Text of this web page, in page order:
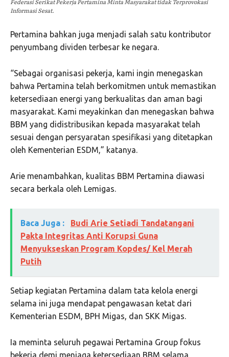
Informasi Sesat.
Pertamina bahkan juga menjadi salah satu kontributor
penyumbang dividen terbesar ke negara.
“Sebagai organisasi pekerja, kami ingin menegaskan
bahwa Pertamina telah berkomitmen untuk memastikan
ketersediaan energi yang berkualitas dan aman bagi
masyarakat. Kami meyakinkan dan menegaskan bahwa
BBM yang didistribusikan kepada masyarakat telah
sesuai dengan persyaratan spesifikasi yang ditetapkan
oleh Kementerian ESDM,” katanya.
Arie menambahkan, kualitas BBM Pertamina diawasi
secara berkala oleh Lemigas.
Baca Juga :
Budi Arie Setiadi Tandatangani
Pakta Integritas Anti Korupsi Guna
Menyukseskan Program Kopdes/ Kel Merah
Putih
Setiap kegiatan Pertamina dalam tata kelola energi
selama ini juga mendapat pengawasan ketat dari
Kementerian ESDM, BPH Migas, dan SKK Migas.
Ia meminta seluruh pegawai Pertamina Group fokus
bekerja demi menjaga ketersediaan BBM selama